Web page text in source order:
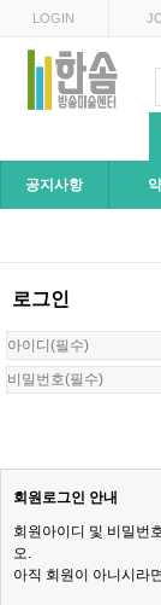
LOGIN
공지사항
로그인
회원로그인 안내
회원아이디 및 비밀번
오.
아직 회원이 아니시라